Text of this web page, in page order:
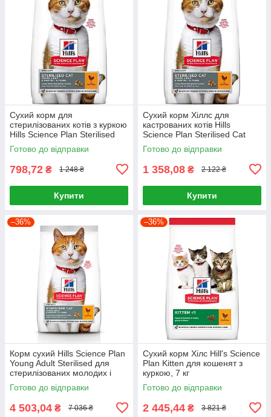
Сухий корм для
стерилізованих котів з куркою
Hills Science Plan Sterilised
Cat Young Adult Chicken 1,5кг
Готово до відправки
798,72 ₴ 1 248 ₴
Купити
Сухий корм Хіллс для
кастрованих котів Hills
Science Plan Sterilised Cat
Young Adult Chicken 3кг
Готово до відправки
1 358,08 ₴ 2 122 ₴
Купити
–36%
Корм сухий Hills Science Plan
Young Adult Sterilised для
стерилізованих молодих і
дорослих котів з куркою 15 кг
Готово до відправки
4 503,04 ₴ 7 036 ₴
–36%
Сухий корм Хілс Hill's Science
Plan Kitten для кошенят з
куркою, 7 кг
Готово до відправки
2 445,44 ₴ 3 821 ₴